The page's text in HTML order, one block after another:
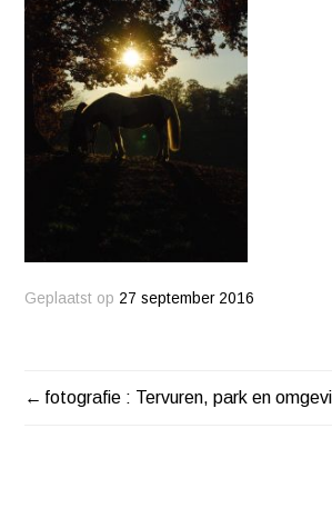
Geplaatst op 27 september 2016
BERICHT
fotografie : Tervuren, park en